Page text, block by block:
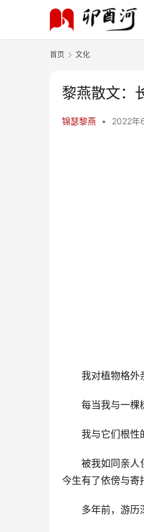
首页 文化
黎燕散文：
锦瑟黎燕 • 2022年
我对植物格外
每当我与一棵
我与它们根性
被我如同亲人
今生有了依傍与寄
多年前，游历